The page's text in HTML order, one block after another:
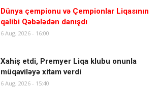
Dünya çempionu və Çempionlar Liqasının
qalibi Qəbələdən danışdı
6 Aug, 2026 - 16:00
Xahiş etdi, Premyer Liqa klubu onunla
müqaviləyə xitam verdi
6 Aug, 2026 - 15:40